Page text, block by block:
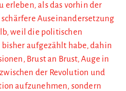
erleben, als das vorhin der
schärfere Auseinandersetzung
weil die politischen
aufgezählt habe, dahin
Brust an Brust, Auge in
der Revolution und
aufzunehmen, sondern